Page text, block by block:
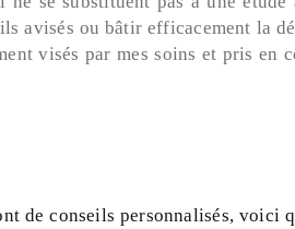
DE RÉSULTAT ET
NON PLUS UNE
OBLIGATION DE
avisés ou bâtir efficacement la
visés par mes soins et pris en
de conseils personnalisés, voici